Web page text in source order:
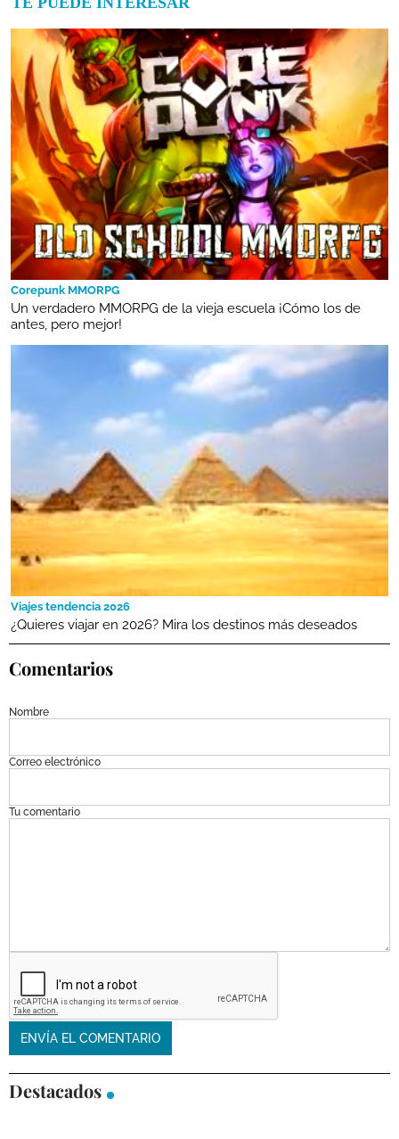
Corepunk MMORPG
Un verdadero MMORPG de la vieja escuela ¡Cómo los de
antes, pero mejor!
Viajes tendencia 2026
¿Quieres viajar en 2026? Mira los destinos más deseados
Comentarios
Nombre
Correo electrónico
Tu comentario
Destacados